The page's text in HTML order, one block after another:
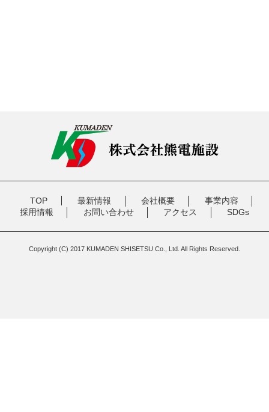
TOP 最新情報 会社概要
事業内容
採用情報
お問い合わせ アクセス SDGs
Copyright (C) 2017 KUMADEN SHISETSU Co., Ltd. All Rights Reserved.